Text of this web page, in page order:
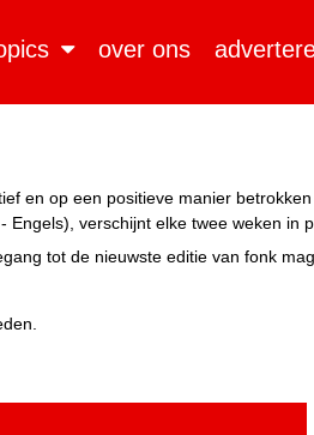
over ons
en op een positieve manier
verschijnt elke twee weken in
tot de nieuwste editie van fonk